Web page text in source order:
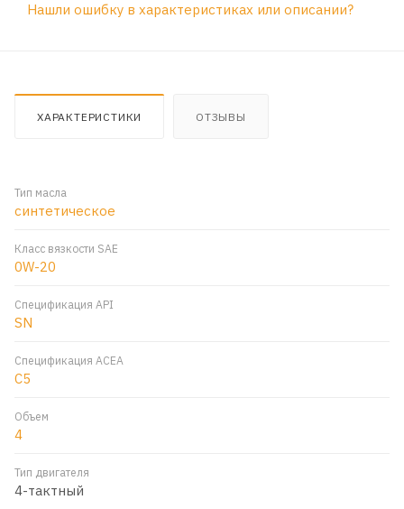
Нашли ошибку в характеристиках или описании?
ХАРАКТЕРИСТИКИ ОТЗЫВЫ
Тип масла
синтетическое
Класс вязкости SAE
0W-20
Спецификация API
SN
Спецификация ACEA
C5
Объем
4
Тип двигателя
4-тактный